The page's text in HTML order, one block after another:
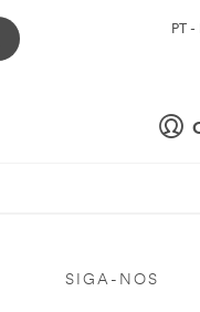
PT -
SIGA-NOS